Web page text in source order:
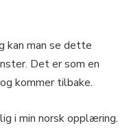
kan man se dette
Det er som en
kommer tilbake.
i min norsk opplæring.